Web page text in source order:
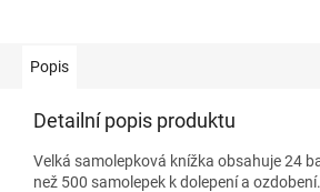
Popis
Detailní popis produktu
Velká samolepková knížka obsahuje 24
než 500 samolepek k dolepení a ozdobení.